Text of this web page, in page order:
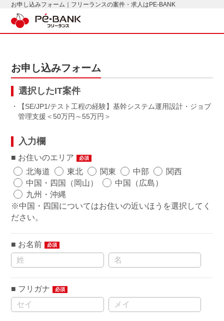
お申し込みフォーム｜フリーランスの案件・求人はPE-BANK
お申し込みフォーム
選択したIT案件
・【SE/JP1/テスト工程の経験】基幹システム運用設計・ジョブ
管理支援
50万円～55万円
入力欄
お住いのエリア 必須
北海道 東北 関東 中部
関西
中国・四国（岡山）
中国（広島）
九州・沖縄
※中国・四国についてはお住いの近いほうを選択してく
ださい。
お名前 必須
フリガナ 必須